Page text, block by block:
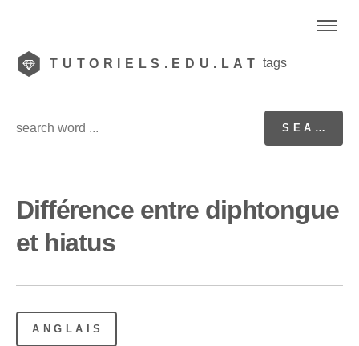
TUTORIELS.EDU.LAT tags
Différence entre diphtongue
et hiatus
ANGLAIS